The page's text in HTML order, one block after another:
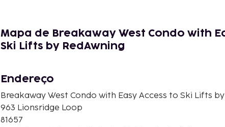
Mapa de Breakaway West Condo with
Ski Lifts by RedAwning
Endereço
Breakaway West Condo with Easy Access to Ski Lifts
963 Lionsridge Loop
81657